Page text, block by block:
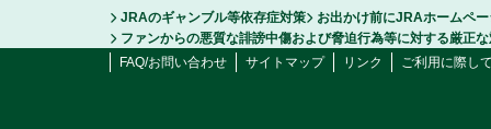
JRAのギャンブル等依存症対策
お出かけ前にJRAホームペ
ファンからの悪質な誹謗中傷および脅迫行為等に対する厳正
FAQ/お問い合わせ
サイトマップ リンク ご利用に際し